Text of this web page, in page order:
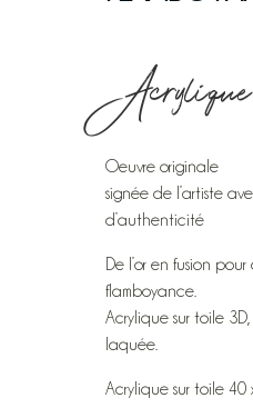
Acrylique
Oeuvre originale
signée de l’artiste
d’authenticité
De l’or en fusion
flamboyance.
Acrylique sur toile
laquée.
Acrylique sur toile 40